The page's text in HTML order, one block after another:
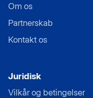
Om os
Partnerskab
Kontakt os
Juridisk
Vilkår og betingelser